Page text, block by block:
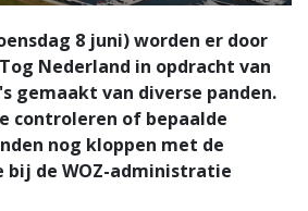
8 juni) worden er door
Nederland in opdracht van
gemaakt van diverse panden.
controleren of bepaalde
nog kloppen met de
bij de WOZ-administratie